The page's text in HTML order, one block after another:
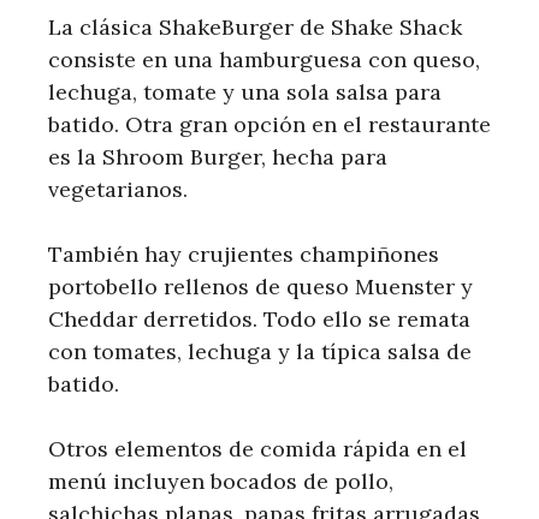
La clásica ShakeBurger de Shake Shack
consiste en una hamburguesa con queso,
lechuga, tomate y una sola salsa para
batido. Otra gran opción en el restaurante
es la Shroom Burger, hecha para
vegetarianos.
También hay crujientes champiñones
portobello rellenos de queso Muenster y
Cheddar derretidos. Todo ello se remata
con tomates, lechuga y la típica salsa de
batido.
Otros elementos de comida rápida en el
menú incluyen bocados de pollo,